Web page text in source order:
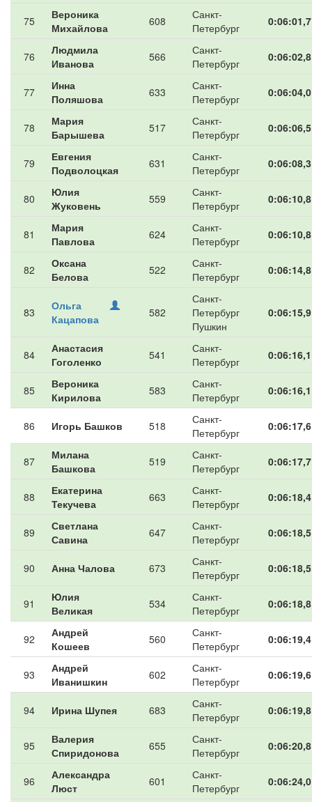
75
Вероника
Михайлова
608
Санкт-
Петербург
0:06:01,7
76
Людмила
Иванова
566
Санкт-
Петербург
0:06:02,8
77
Инна
Поляшова
633
Санкт-
Петербург
0:06:04,0
78
Мария
Барышева
517
Санкт-
Петербург
0:06:06,5
79
Евгения
Подволоцкая
631
Санкт-
Петербург
0:06:08,3
80
Юлия
Жуковень
559
Санкт-
Петербург
0:06:10,8
81
Мария
Павлова
624
Санкт-
Петербург
0:06:10,8
82
Оксана
Белова
522
Санкт-
Петербург
0:06:14,8
83
Ольга
Кацапова
582
Санкт-
Петербург
Пушкин
0:06:15,9
84
Анастасия
Гоголенко
541
Санкт-
Петербург
0:06:16,1
85
Вероника
Кирилова
583
Санкт-
Петербург
0:06:16,1
86 Игорь Башков 518
Санкт-
Петербург
0:06:17,6
87
Милана
Башкова
519
Санкт-
Петербург
0:06:17,7
88
Екатерина
Текучева
663
Санкт-
Петербург
0:06:18,4
89
Светлана
Савина
647
Санкт-
Петербург
0:06:18,5
90 Анна Чалова 673
Санкт-
Петербург
0:06:18,5
91
Юлия
Великая
534
Санкт-
Петербург
0:06:18,8
92
Андрей
Кошеев
560
Санкт-
Петербург
0:06:19,4
93
Андрей
Иванишкин
602
Санкт-
Петербург
0:06:19,6
94 Ирина Шупея 683
Санкт-
Петербург
0:06:19,8
95
Валерия
Спиридонова
655
Санкт-
Петербург
0:06:20,8
96
Александра
Люст
601
Санкт-
Петербург
0:06:24,0